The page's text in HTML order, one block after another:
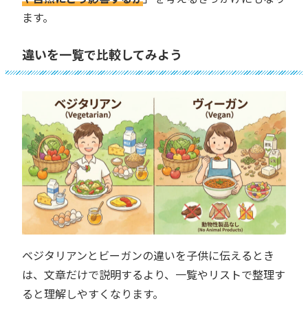
ます。
違いを一覧で比較してみよう
ベジタリアンとビーガンの違いを子供に伝えるとき
は、文章だけで説明するより、一覧やリストで整理す
ると理解しやすくなります。